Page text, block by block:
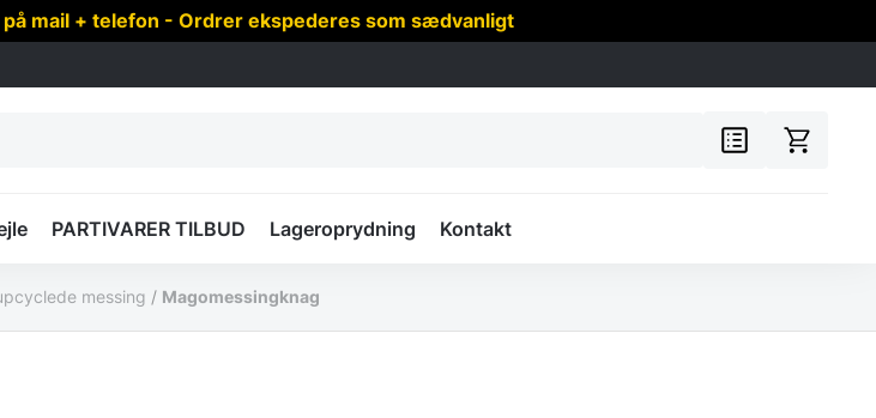
mail + telefon - Ordrer ekspederes som sædvanligt
PARTIVARER TILBUD Lageroprydning Kontakt
messing / Magomessingknag